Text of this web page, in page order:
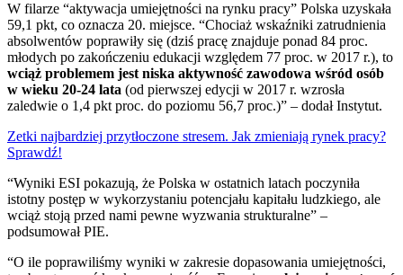
W filarze “aktywacja umiejętności na rynku pracy” Polska uzyskała
59,1 pkt, co oznacza 20. miejsce. “Chociaż wskaźniki zatrudnienia
absolwentów poprawiły się (dziś pracę znajduje ponad 84 proc.
młodych po zakończeniu edukacji względem 77 proc. w 2017 r.), to
wciąż problemem jest niska aktywność zawodowa wśród osób
w wieku 20-24 lata (od pierwszej edycji w 2017 r. wzrosła
zaledwie o 1,4 pkt proc. do poziomu 56,7 proc.)” – dodał Instytut.
Zetki najbardziej przytłoczone stresem. Jak zmieniają rynek pracy?
Sprawdź!
“Wyniki ESI pokazują, że Polska w ostatnich latach poczyniła
istotny postęp w wykorzystaniu potencjału kapitału ludzkiego, ale
wciąż stoją przed nami pewne wyzwania strukturalne” –
podsumował PIE.
“O ile poprawiliśmy wyniki w zakresie dopasowania umiejętności,